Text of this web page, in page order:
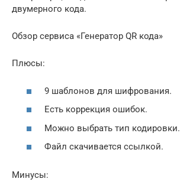
двумерного кода.
Обзор сервиса «Генератор QR кода»
Плюсы:
9 шаблонов для шифрования.
Есть коррекция ошибок.
Можно выбрать тип кодировки.
Файл скачивается ссылкой.
Минусы: